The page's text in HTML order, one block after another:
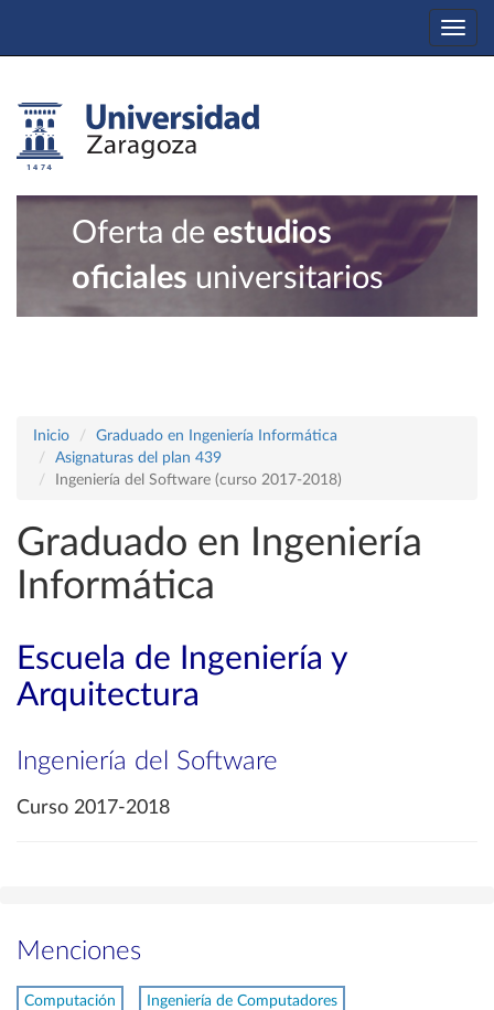
Oferta de estudios
oficiales universitarios
Inicio
Graduado en Ingeniería Informática
Asignaturas del plan 439
Ingeniería del Software (curso 2017-2018)
Graduado en Ingeniería
Informática
Escuela de Ingeniería y
Arquitectura
Ingeniería del Software
Curso 2017-2018
Menciones
Computación Ingeniería de Computadores